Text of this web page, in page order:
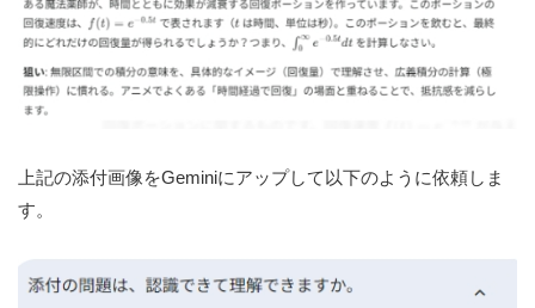
上記の添付画像をGeminiにアップして以下のように依頼しま
す。